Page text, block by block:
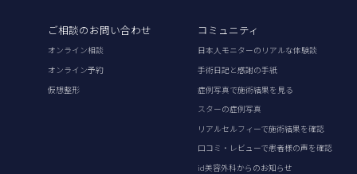
ご相談のお問い合わせ
オンライン相談
オンライン予約
仮想整形
コミュニティ
日本人モニターのリアルな体験談
手術日記と感謝の手紙
症例写真で施術結果を見る
スターの症例写真
リアルセルフィーで施術結果を確認
口コミ・レビューで患者様の声を確認
id美容外科からのお知らせ